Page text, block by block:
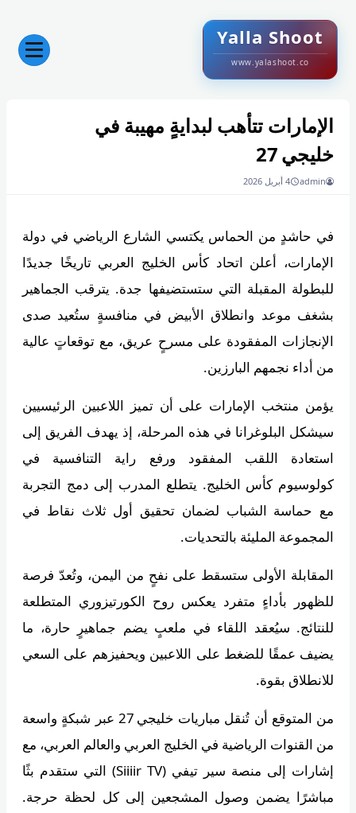
Yalla Shoot
www.yalashoot.co
الإمارات تتأهب لبدايةٍ مهيبة في
خليجي 27
admin 4 أبريل 2026
في حاشدٍ من الحماس يكتسي الشارع الرياضي في دولة
الإمارات، أعلن اتحاد كأس الخليج العربي تاريخًا جديدًا
للبطولة المقبلة التي ستستضيفها جدة. يترقب الجماهير
بشغف موعد وانطلاق الأبيض في منافسةٍ ستُعيد صدى
الإنجازات المفقودة على مسرحٍ عريق، مع توقعاتٍ عالية
من أداء نجمهم البارزين.
يؤمن منتخب الإمارات على أن تميز اللاعبين الرئيسيين
سيشكل البلوغرانا في هذه المرحلة، إذ يهدف الفريق إلى
استعادة اللقب المفقود ورفع راية التنافسية في
كولوسيوم كأس الخليج. يتطلع المدرب إلى دمج التجربة
مع حماسة الشباب لضمان تحقيق أول ثلاث نقاط في
المجموعة المليئة بالتحديات.
المقابلة الأولى ستسقط على نفحٍ من اليمن، وتُعدّ فرصة
للظهور بأداءٍ متفرد يعكس روح الكورتيزوري المتطلعة
للنتائج. سيُعقد اللقاء في ملعبٍ يضم جماهيرٍ حارة، ما
يضيف عمقًا للضغط على اللاعبين ويحفيزهم على السعي
للانطلاق بقوة.
من المتوقع أن تُنقل مباريات خليجي 27 عبر شبكةٍ واسعة
من القنوات الرياضية في الخليج العربي والعالم العربي، مع
إشارات إلى منصة سير تيفي (Siiiir TV) التي ستقدم بثًا
مباشرًا يضمن وصول المشجعين إلى كل لحظة حرجة.